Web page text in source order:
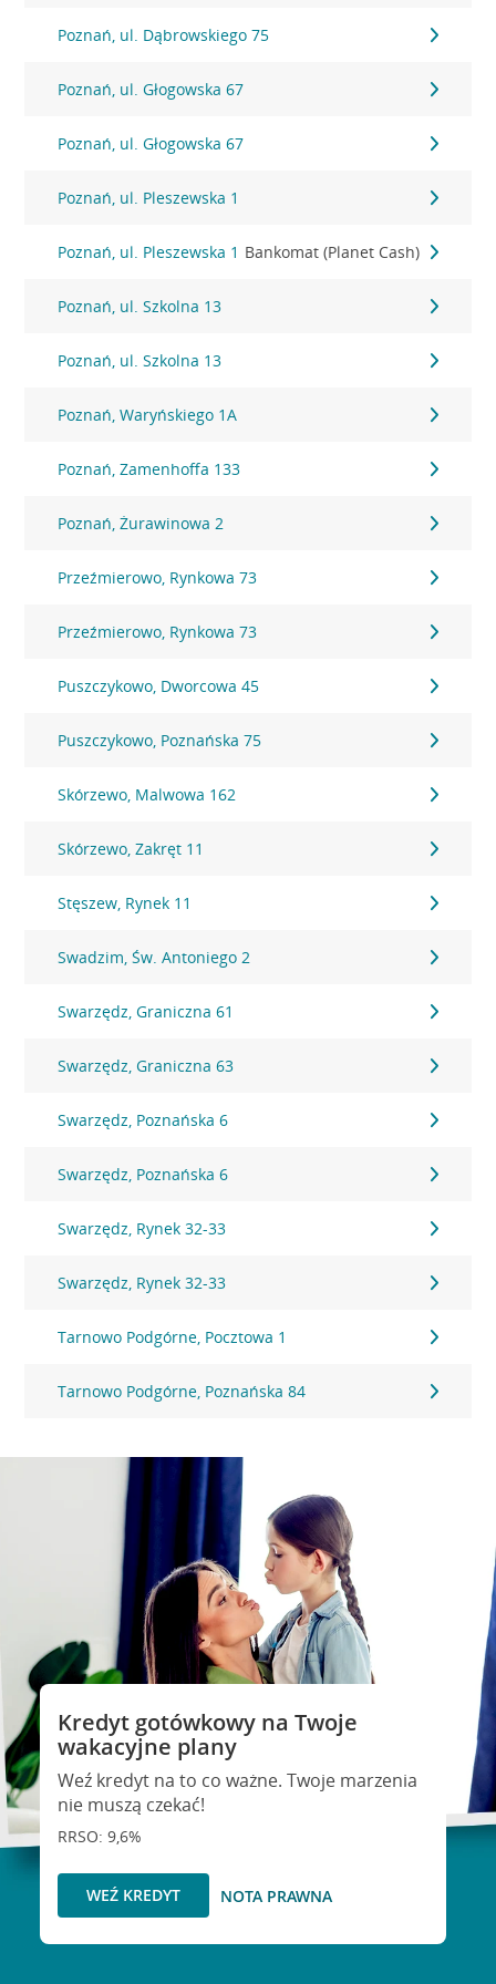
Poznań, ul. Dąbrowskiego 75
Poznań, ul. Głogowska 67
Poznań, ul. Głogowska 67
Poznań, ul. Pleszewska 1
Poznań, ul. Pleszewska 1 Bankomat (Planet Cash)
Poznań, ul. Szkolna 13
Poznań, ul. Szkolna 13
Poznań, Waryńskiego 1A
Poznań, Zamenhoffa 133
Poznań, Żurawinowa 2
Przeźmierowo, Rynkowa 73
Przeźmierowo, Rynkowa 73
Puszczykowo, Dworcowa 45
Puszczykowo, Poznańska 75
Skórzewo, Malwowa 162
Skórzewo, Zakręt 11
Stęszew, Rynek 11
Swadzim, Św. Antoniego 2
Swarzędz, Graniczna 61
Swarzędz, Graniczna 63
Swarzędz, Poznańska 6
Swarzędz, Poznańska 6
Swarzędz, Rynek 32-33
Swarzędz, Rynek 32-33
Tarnowo Podgórne, Pocztowa 1
Tarnowo Podgórne, Poznańska 84
Kredyt gotówkowy na Twoje
wakacyjne plany
Weź kredyt na to co ważne. Twoje marzenia
nie muszą czekać!
RRSO: 9,6%
WEŹ KREDYT NOTA PRAWNA